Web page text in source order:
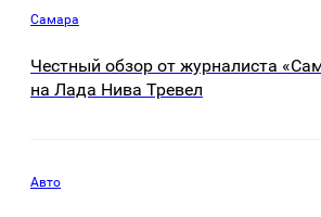
Самара
Честный обзор от журналиста
на Лада Нива Тревел
Авто